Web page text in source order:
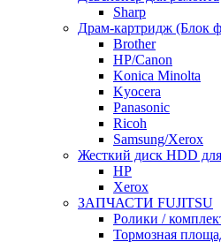
Sharp
Драм-картридж (Блок
Brother
HP/Canon
Konica Minolta
Kyocera
Panasonic
Ricoh
Samsung/Xerox
Жесткий диск HDD
HP
Xerox
ЗАПЧАСТИ FUJITSU
Ролики /
Тормозная